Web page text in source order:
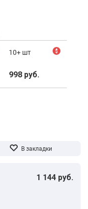
10+ шт $
998 руб.
1 144 руб.